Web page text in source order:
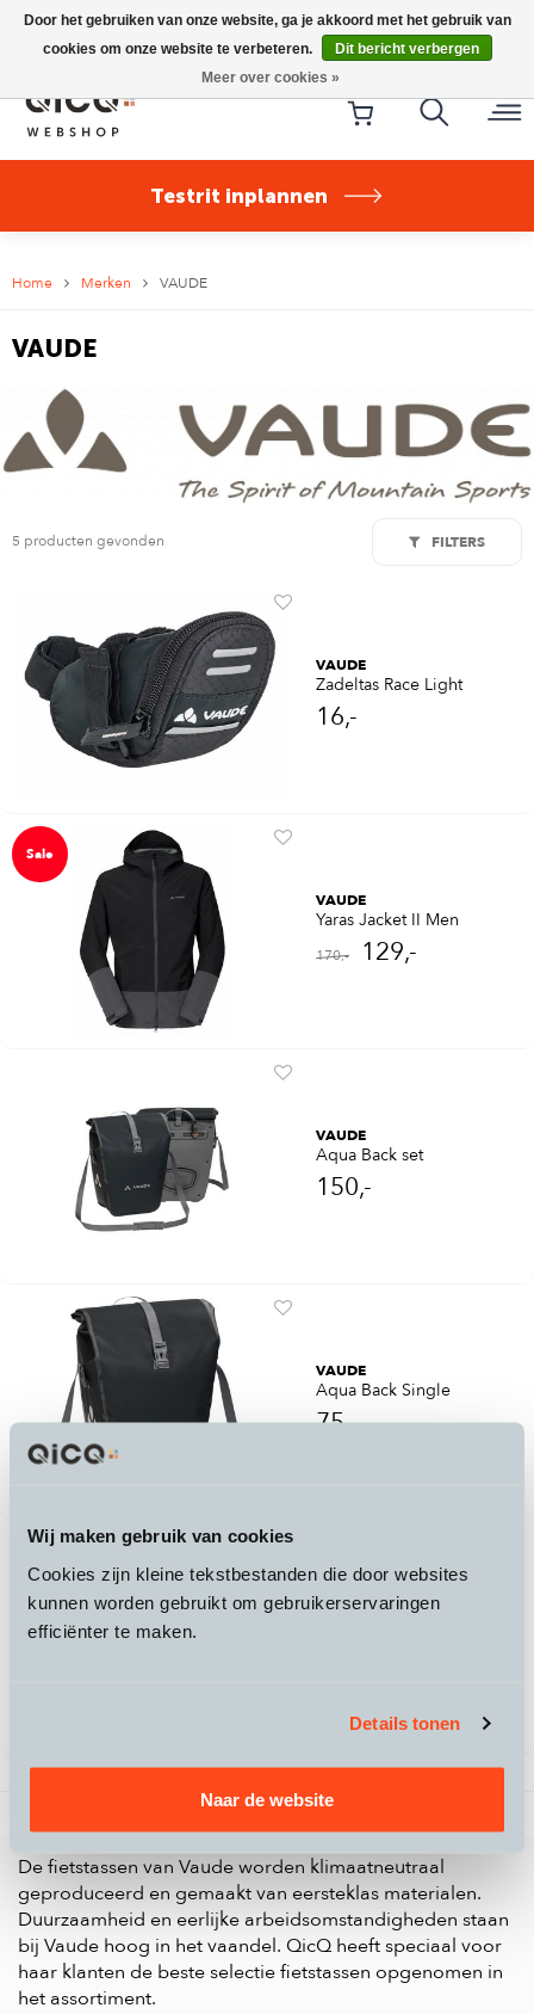
Wij maken gebruik van cookies
Cookies zijn kleine tekstbestanden die door websites
kunnen worden gebruikt om gebruikerservaringen
efficiënter te maken.
Details tonen
Naar de website
Riese & Müller Nevo5 Silent Core nu direct uit voorraad
leverbaar!
Testrit inplannen
Home Merken VAUDE
VAUDE
5 producten gevonden FILTERS
VAUDE
Zadeltas Race Light
16,-
Sale
VAUDE
Yaras Jacket II Men
170,- 129,-
VAUDE
Aqua Back set
150,-
VAUDE
Aqua Back Single
75,-
VAUDE
De fietstassen van Vaude worden klimaatneutraal
geproduceerd en gemaakt van eersteklas materialen.
Duurzaamheid en eerlijke arbeidsomstandigheden staan
bij Vaude hoog in het vaandel. QicQ heeft speciaal voor
haar klanten de beste selectie fietstassen opgenomen in
het assortiment.
Door het gebruiken van onze website, ga je akkoord met het gebruik van
cookies om onze website te verbeteren.
Dit bericht verbergen
Meer over cookies »